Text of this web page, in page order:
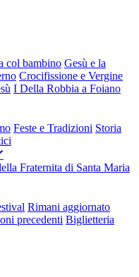
col bambino Gesù e la
Crocifissione e Vergine
I Della Robbia a Foiano
Feste e Tradizioni Storia
Fraternita di Santa Maria
Rimani aggiornato
precedenti Biglietteria